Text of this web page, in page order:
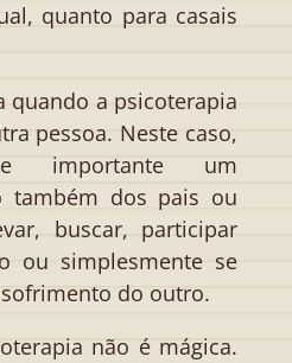
quanto para casais
quando a psicoterapia
pessoa. Neste caso,
importante um
também dos pais ou
buscar, participar
ou simplesmente se
do outro.
não é mágica.